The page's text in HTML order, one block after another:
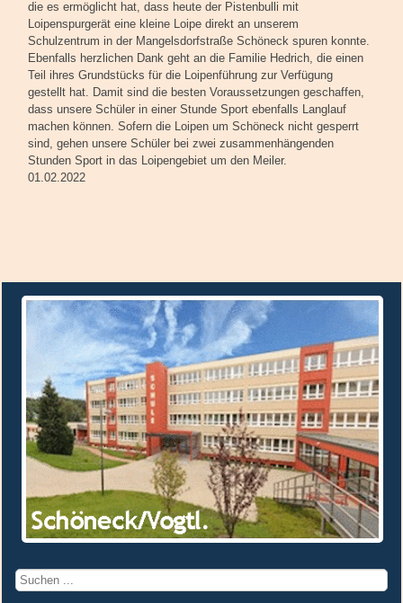
die es ermöglicht hat, dass heute der Pistenbulli mit
Loipenspurgerät eine kleine Loipe direkt an unserem
Schulzentrum in der Mangelsdorfstraße Schöneck spuren konnte.
Ebenfalls herzlichen Dank geht an die Familie Hedrich, die einen
Teil ihres Grundstücks für die Loipenführung zur Verfügung
gestellt hat. Damit sind die besten Voraussetzungen geschaffen,
dass unsere Schüler in einer Stunde Sport ebenfalls Langlauf
machen können. Sofern die Loipen um Schöneck nicht gesperrt
sind, gehen unsere Schüler bei zwei zusammenhängenden
Stunden Sport in das Loipengebiet um den Meiler.
01.02.2022
Suchen